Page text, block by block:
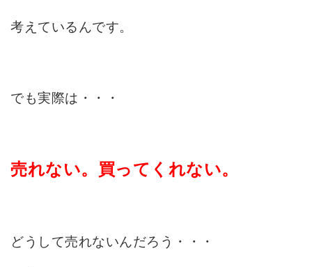
考えているんです。
でも実際は・・・
売れない。買ってくれない。
どうして売れないんだろう・・・